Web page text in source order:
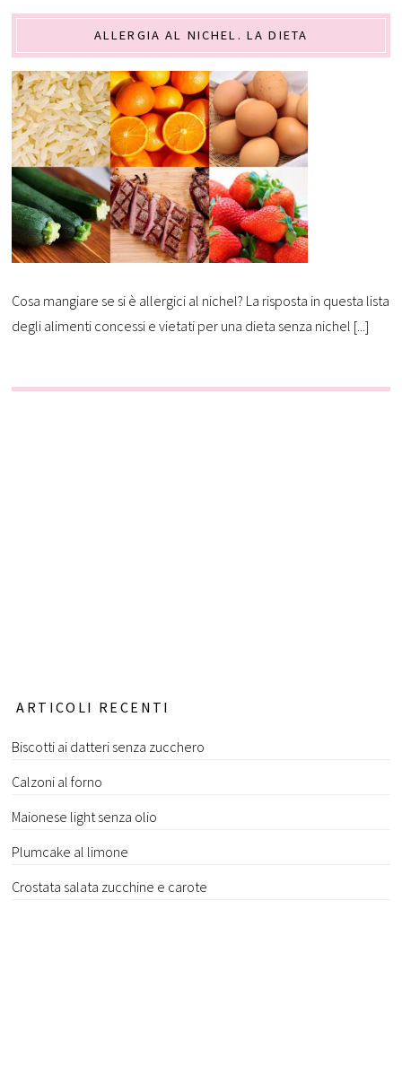
ALLERGIA AL NICHEL. LA DIETA
Cosa mangiare se si è allergici al nichel? La risposta in questa lista
degli alimenti concessi e vietati per una dieta senza nichel [...]
ARTICOLI RECENTI
Biscotti ai datteri senza zucchero
Calzoni al forno
Maionese light senza olio
Plumcake al limone
Crostata salata zucchine e carote